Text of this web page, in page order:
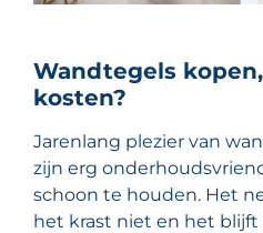
Wandtegels
kosten?
Jarenlang plezier van
zijn erg
schoon te houden. Het
het krast niet en het blijft